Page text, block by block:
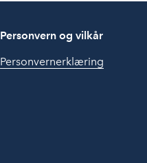
Personvern og vilkår
Personvernerklæring